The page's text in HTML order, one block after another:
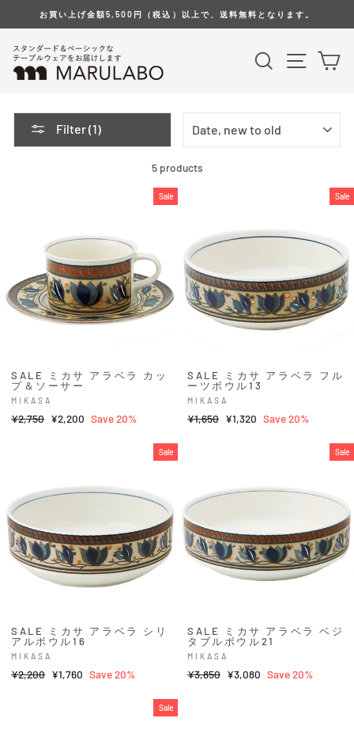
お買い上げ金額5,500円（税込）以上で、送料無料となります。
Search Site
Filter (1)
5 products
Sale
SALE ミカサ アラベラ カッ
プ＆ソーサー
MIKASA
Regular
¥2,750 Sale
¥2,200 Save 20%
Sale
SALE ミカサ アラベラ フル
ーツボウル13
MIKASA
Regular
¥1,650 Sale
¥1,320 Save 20%
Sale
SALE ミカサ アラベラ シリ
アルボウル16
MIKASA
Regular
¥2,200 Sale
¥1,760 Save 20%
Sale
SALE ミカサ アラベラ ベジ
タブルボウル21
MIKASA
Regular
¥3,850 Sale
¥3,080 Save 20%
Sale